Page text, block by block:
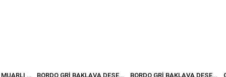
BEYAZ YAKASI FERMUARLI BALIKÇI YAKA YUMOŞ KAZAK BORDO GRI BAKLAVA DESENLI BISIKLET YAKA KAZAK BORDO GRI BAKLAVA DESENLI OVERSIZE KAZAK